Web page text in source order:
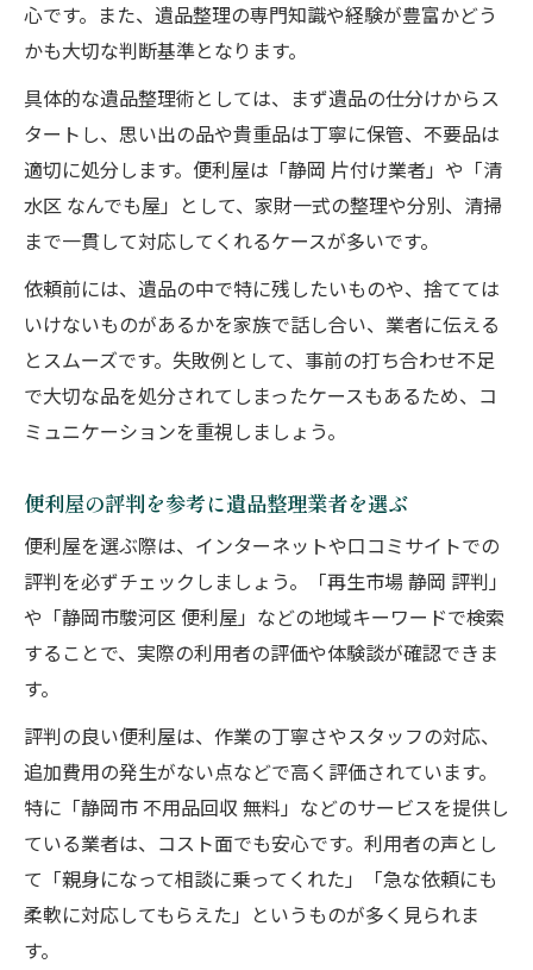
心です。また、遺品整理の専門知識や経験が豊富かどう
かも大切な判断基準となります。
具体的な遺品整理術としては、まず遺品の仕分けからス
タートし、思い出の品や貴重品は丁寧に保管、不要品は
適切に処分します。便利屋は「静岡 片付け業者」や「清
水区 なんでも屋」として、家財一式の整理や分別、清掃
まで一貫して対応してくれるケースが多いです。
依頼前には、遺品の中で特に残したいものや、捨てては
いけないものがあるかを家族で話し合い、業者に伝える
とスムーズです。失敗例として、事前の打ち合わせ不足
で大切な品を処分されてしまったケースもあるため、コ
ミュニケーションを重視しましょう。
便利屋の評判を参考に遺品整理業者を選ぶ
便利屋を選ぶ際は、インターネットや口コミサイトでの
評判を必ずチェックしましょう。「再生市場 静岡 評判」
や「静岡市駿河区 便利屋」などの地域キーワードで検索
することで、実際の利用者の評価や体験談が確認できま
す。
評判の良い便利屋は、作業の丁寧さやスタッフの対応、
追加費用の発生がない点などで高く評価されています。
特に「静岡市 不用品回収 無料」などのサービスを提供し
ている業者は、コスト面でも安心です。利用者の声とし
て「親身になって相談に乗ってくれた」「急な依頼にも
柔軟に対応してもらえた」というものが多く見られま
す。